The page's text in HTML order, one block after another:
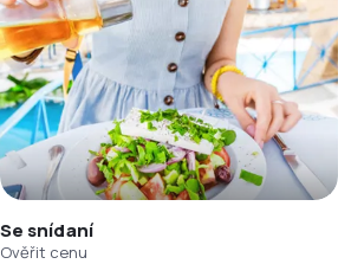
Se snídaní
Ověřit cenu